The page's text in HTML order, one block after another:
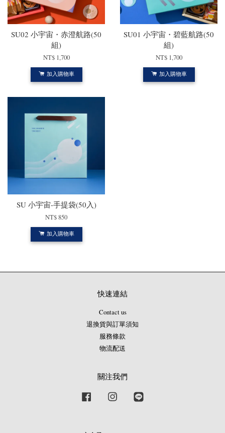
SU02 小宇宙・赤澄航路(50
組)
NT$ 1,700
加入購物車
SU01 小宇宙・碧藍航路(50
組)
NT$ 1,700
加入購物車
SU 小宇宙-手提袋(50入)
NT$ 850
加入購物車
快速連結
Contact us
退換貨與訂單須知
服務條款
物流配送
關注我們
Facebook Instagram